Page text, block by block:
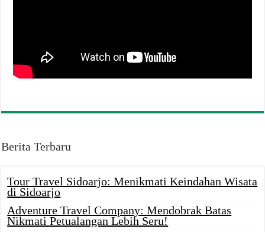
Berita Terbaru
Tour Travel Sidoarjo: Menikmati Keindahan Wisata
di Sidoarjo
Adventure Travel Company: Mendobrak Batas
Nikmati Petualangan Lebih Seru!